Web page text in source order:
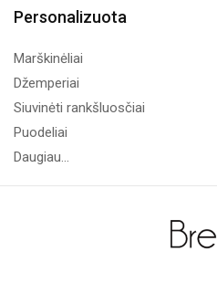
Personalizuota
Marškinėliai
Džemperiai
Siuvinėti rankšluosčiai
Puodeliai
Daugiau...